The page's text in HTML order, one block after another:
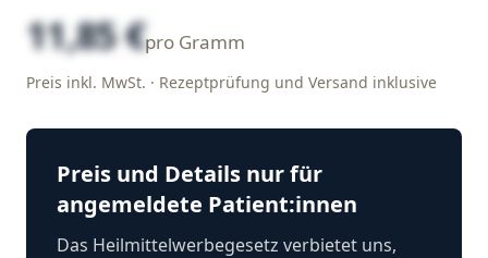
11,85 €pro Gramm
Preis inkl. MwSt. · Rezeptprüfung und Versand inklusive
Preis und Details nur für
angemeldete Patient:innen
Das Heilmittelwerbegesetz verbietet uns,